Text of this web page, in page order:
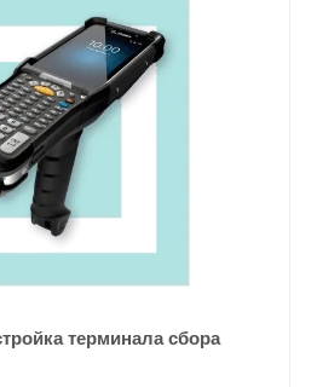
терминала сбора